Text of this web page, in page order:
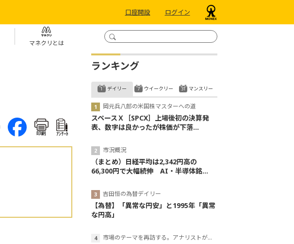
口座開設 ログイン
マネクリとは
印刷 ｱﾝｹｰﾄ
ランキング
デイリー
岡元兵八郎の米国株マスターへの道
スペースＸ［SPCX］上場後初の決算発
表、数字は良かったが株価が下落...
市況概況
（まとめ）日経平均は2,342円高の
66,300円で大幅続伸 AI・半導体銘...
吉田恒の為替デイリー
【為替】「異常な円安」と1995年「異常
な円高」
市場のテーマを再訪する。アナリストが読み解くテーマの本質
ウイークリー マンスリー